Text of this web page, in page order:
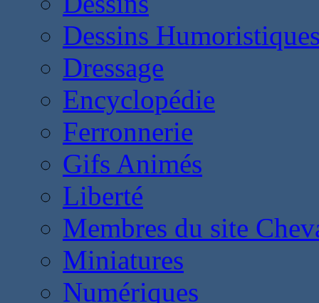
Dessins
Dressage
Encyclopédie
Ferronnerie
Gifs Animés
Liberté
Membres du site
Miniatures
Numériques